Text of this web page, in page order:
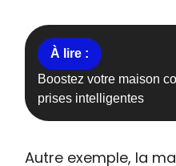
Boostez votre maison
prises intelligentes
Autre exemple, la